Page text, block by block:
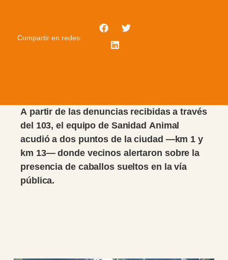
Compartir en redes:
A partir de las denuncias recibidas a través
del 103, el equipo de Sanidad Animal
acudió a dos puntos de la ciudad —km 1 y
km 13— donde vecinos alertaron sobre la
presencia de caballos sueltos en la vía
pública.